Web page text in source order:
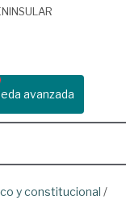
avanzada
y constitucional /